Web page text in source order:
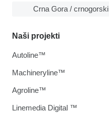
Crna Gora / crnogorski
Naši projekti
Autoline™
Machineryline™
Agroline™
Linemedia Digital ™